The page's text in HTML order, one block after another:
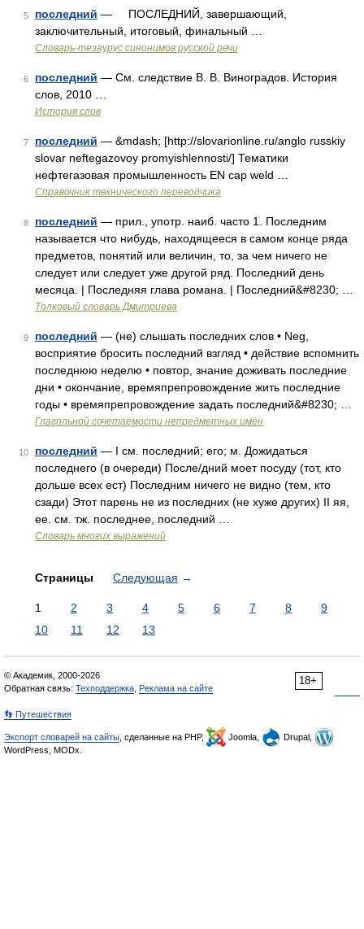
5 последний — ПОСЛЕДНИЙ, завершающий,
заключительный, итоговый, финальный …
Словарь-тезаурус синонимов русской речи
6 последний — См. следствие В. В. Виноградов. История
слов, 2010 …
История слов
7 последний — &mdash; [http://slovarionline.ru/anglo russkiy
slovar neftegazovoy promyishlennosti/] Тематики
нефтегазовая промышленность EN cap weld …
Справочник технического переводчика
8 последний — прил., употр. наиб. часто 1. Последним
называется что нибудь, находящееся в самом конце ряда
предметов, понятий или величин, то, за чем ничего не
следует или следует уже другой ряд. Последний день
месяца. | Последняя глава романа. | Последний&#8230; …
Толковый словарь Дмитриева
9 последний — (не) слышать последних слов • Neg,
восприятие бросить последний взгляд • действие вспомнить
последнюю неделю • повтор, знание доживать последние
дни • окончание, времяпрепровождение жить последние
годы • времяпрепровождение задать последний&#8230; …
Глагольной сочетаемости непредметных имён
10 последний — I см. последний; его; м. Дожидаться
последнего (в очереди) После/дний моет посуду (тот, кто
дольше всех ест) Последним ничего не видно (тем, кто
сзади) Этот парень не из последних (не хуже других) II яя,
ее. см. тж. последнее, последний …
Словарь многих выражений
Страницы Следующая →
1 2 3 4 5 6 7 8
9
10
11 12 13
18+
© Академик, 2000-2026
Обратная связь: Техподдержка Реклама на сайте
👣 Путешествия
Экспорт словарей на сайты , сделанные на PHP, Joomla,
Drupal,
WordPress, MODx.